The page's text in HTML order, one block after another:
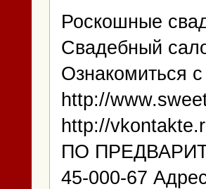
Роскошные
Свадебный
Ознакомиться
http://
http://
ПО
45-000-67